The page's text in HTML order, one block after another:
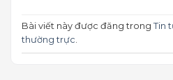
Bài viết này được đăng trong Tin
thường trực.